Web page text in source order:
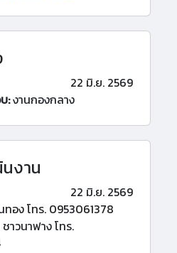
22 มิ.ย. 2569
:งานกองกลาง
งาน
22 มิ.ย. 2569
ทอง โทร. 0953061378
าวนาฟาง โทร.